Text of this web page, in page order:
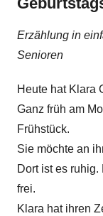
Erzählung in
Senioren
Heute hat Klara
Ganz früh am
Frühstück.
Sie möchte an
Dort ist es
frei.
Klara hat ihren